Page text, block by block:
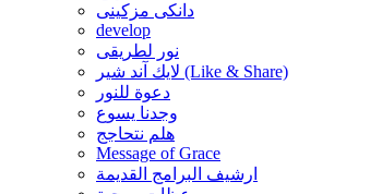
دانكى مزكينى
develop
نور لطريقى
لايك آند شير (Like & Share)
دعوة للنور
وجدنا يسوع
هلم نتحاجج
Message of Grace
ارشيف البرامج القديمة